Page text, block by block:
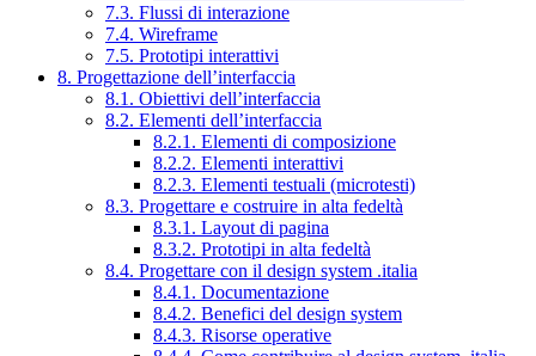
7.3. Flussi di interazione
7.4. Wireframe
7.5. Prototipi interattivi
8. Progettazione dell’interfaccia
8.1. Obiettivi dell’interfaccia
8.2. Elementi dell’interfaccia
8.2.1. Elementi di composizione
8.2.2. Elementi interattivi
8.2.3. Elementi testuali (microtesti)
8.3. Progettare e costruire in alta fedeltà
8.3.1. Layout di pagina
8.3.2. Prototipi in alta fedeltà
8.4. Progettare con il design system .italia
8.4.1. Documentazione
8.4.2. Benefici del design system
8.4.3. Risorse operative